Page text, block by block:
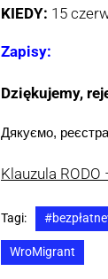
KIEDY: 15
Zapisy:
Dziękujemy,
Дякуємо,
Klauzula
Tagi:
WroMigrant